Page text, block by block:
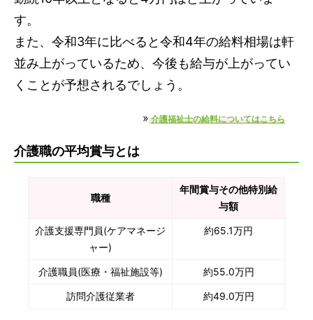
す。
また、令和3年に比べると令和4年の給料相場は軒
並み上がっているため、今後も給与が上がってい
くことが予想されるでしょう。
» 介護福祉士の給料についてはこちら
介護職の平均賞与とは
職種
年間賞与その他特別給
与額
介護支援専門員(ケアマネージ
ャー)
約65.1万円
介護職員(医療・福祉施設等) 約55.0万円
訪問介護従業者 約49.0万円